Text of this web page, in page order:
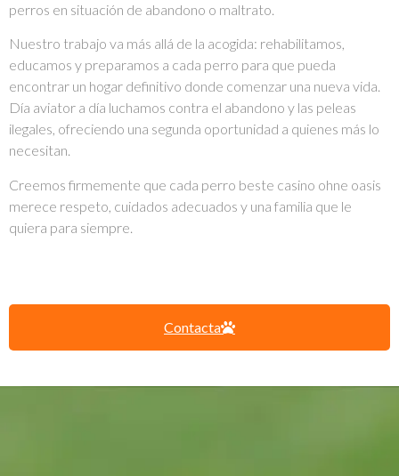
perros en situación de abandono o maltrato.
Nuestro trabajo va más allá de la acogida: rehabilitamos,
educamos y preparamos a cada perro para que pueda
encontrar un hogar definitivo donde comenzar una nueva vida.
Día aviator a día luchamos contra el abandono y las peleas
ilegales, ofreciendo una segunda oportunidad a quienes más lo
necesitan.
Creemos firmemente que cada perro beste casino ohne oasis
merece respeto, cuidados adecuados y una familia que le
quiera para siempre.
Contacta